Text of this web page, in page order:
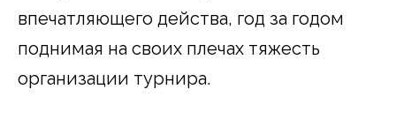
впечатляющего действа, год за годом
поднимая на своих плечах тяжесть
организации турнира.